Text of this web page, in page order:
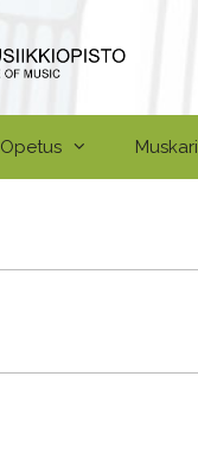
Opetus Muskari